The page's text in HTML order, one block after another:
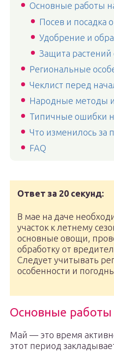
Основные работы
Посев и посадка
Удобрение и
Защита растений
Региональные
Чеклист перед
Народные методы
Типичные ошибки
Что изменилось за
FAQ
Ответ за 20 секунд:
В мае на даче
участок к летнему
основные овощи,
обработку от
Следует учитывать
особенности и
Основные
Май — это время
этот период